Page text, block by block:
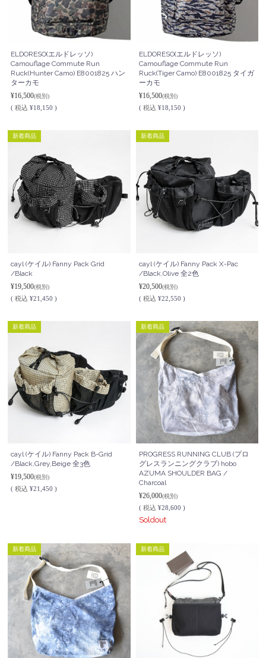
ELDORESO(エルドレッソ)
Camouflage Commute Run
Ruck(Hunter Camo) E8001825 ハン
ターカモ
¥16,500(税別)
( 税込 ¥18,150 )
ELDORESO(エルドレッソ)
Camouflage Commute Run
Ruck(Tiger Camo) E8001825 タイガ
ーカモ
¥16,500(税別)
( 税込 ¥18,150 )
新着商品
cayl (ケイル) Fanny Pack Grid
/Black
¥19,500(税別)
( 税込 ¥21,450 )
新着商品
cayl (ケイル) Fanny Pack X-Pac
/Black,Olive 全2色
¥20,500(税別)
( 税込 ¥22,550 )
新着商品
cayl (ケイル) Fanny Pack B-Grid
/Black,Grey,Beige 全3色
¥19,500(税別)
( 税込 ¥21,450 )
新着商品
PROGRESS RUNNING CLUB (プロ
グレスランニングクラブ) hobo
AZUMA SHOULDER BAG /
Charcoal
¥26,000(税別)
( 税込 ¥28,600 )
Soldout
新着商品 新着商品